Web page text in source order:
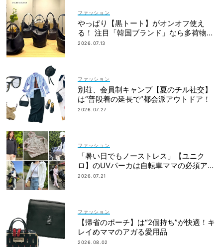
ファッション
やっぱり【黒トート】がオンオフ使え
る！ 注目「韓国ブランド」なら多荷物派
もすっきり見え
2026.07.13
ファッション
別荘、会員制キャンプ【夏のチル社交】
は“普段着の延長で”都会派アウトドア！
2026.07.27
ファッション
「暑い日でもノーストレス」【ユニク
ロ】のUVパーカは自転車ママの必須アイ
テム！
2026.07.21
ファッション
【帰省のポーチ】は“2個持ち”が快適！キ
レイめママのアガる愛用品
2026.08.02